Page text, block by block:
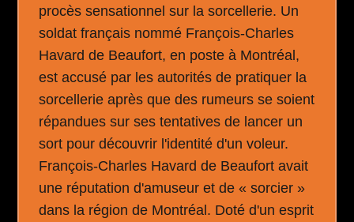
procès sensationnel sur la sorcellerie. Un
soldat français nommé François-Charles
Havard de Beaufort, en poste à Montréal,
est accusé par les autorités de pratiquer la
sorcellerie après que des rumeurs se soient
répandues sur ses tentatives de lancer un
sort pour découvrir l'identité d'un voleur.
François-Charles Havard de Beaufort avait
une réputation d'amuseur et de « sorcier »
dans la région de Montréal. Doté d'un esprit